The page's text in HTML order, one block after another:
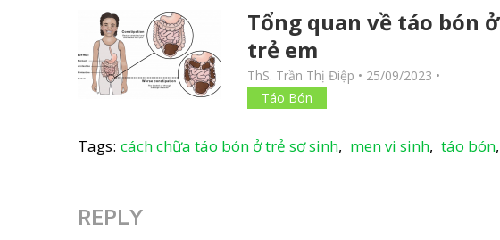
Tổng quan về táo bón ở
trẻ em
ThS. Trần Thị Điệp • 25/09/2023 •
Táo Bón
Tags: cách chữa táo bón ở trẻ sơ sinh, men vi sinh, táo bón,
REPLY